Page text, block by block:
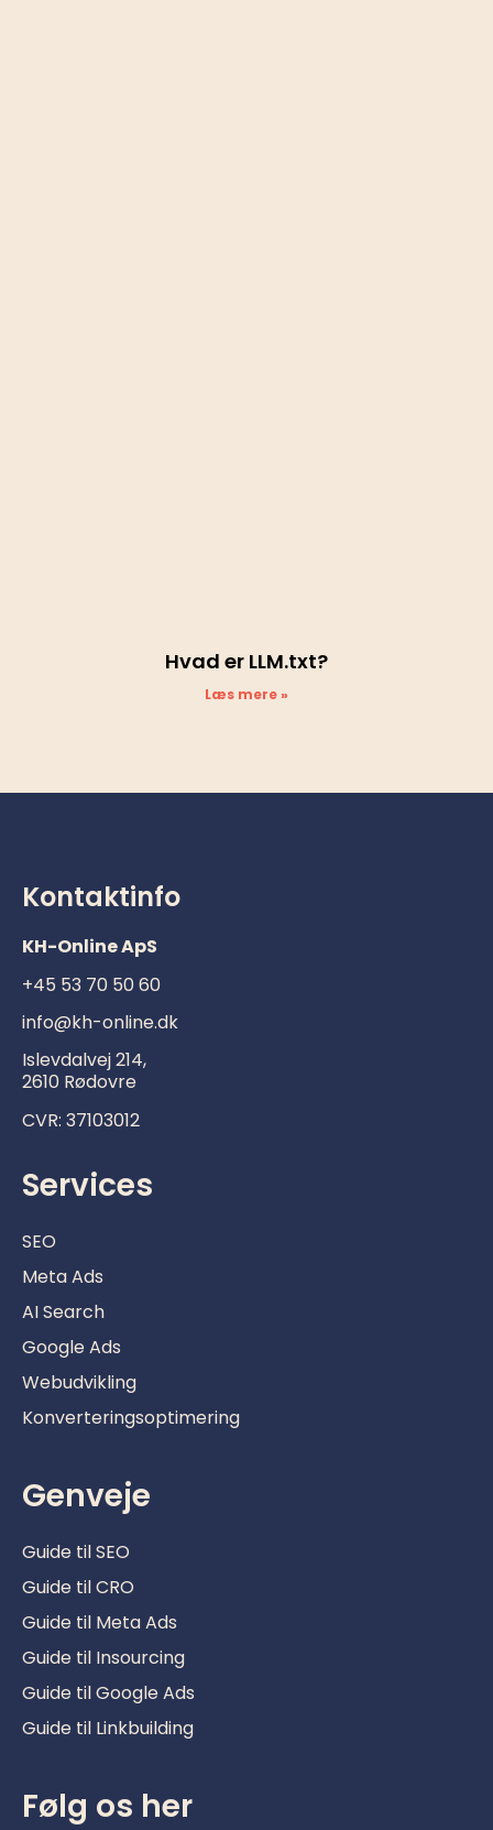
Hvad er LLM.txt?
Læs mere »
Kontaktinfo
KH-Online ApS
+45 53 70 50 60
info@kh-online.dk
Islevdalvej 214,
2610 Rødovre
CVR: 37103012
Services
SEO
Meta Ads
AI Search
Google Ads
Webudvikling
Konverteringsoptimering
Genveje
Guide til SEO
Guide til CRO
Guide til Meta Ads
Guide til Insourcing
Guide til Google Ads
Guide til Linkbuilding
Følg os her